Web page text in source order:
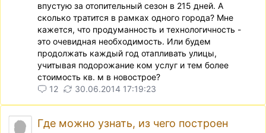
впустую за отопительный сезон в 215 дней. А
сколько тратится в рамках одного города? Мне
кажется, что продуманность и технологичность -
это очевидная необходимость. Или будем
продолжать каждый год отапливать улицы,
учитывая подорожание ком услуг и тем более
стоимость кв. м в новострое?
12
30.06.2014 17:19:23
Где можно узнать, из чего построен